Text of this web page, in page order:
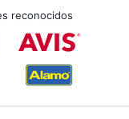
reconocidos